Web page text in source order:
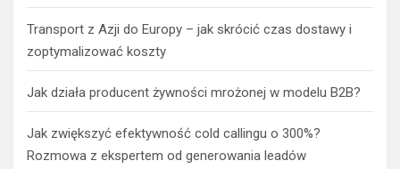
Transport z Azji do Europy – jak skrócić czas dostawy i
zoptymalizować koszty
Jak działa producent żywności mrożonej w modelu B2B?
Jak zwiększyć efektywność cold callingu o 300%?
Rozmowa z ekspertem od generowania leadów